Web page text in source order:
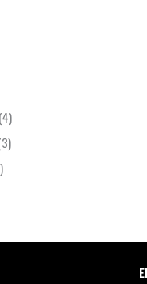
4
3